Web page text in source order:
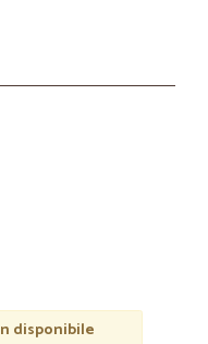
disponibile